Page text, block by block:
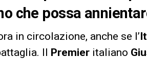
che possa
in circolazione, anche se l’
Il Premier italiano